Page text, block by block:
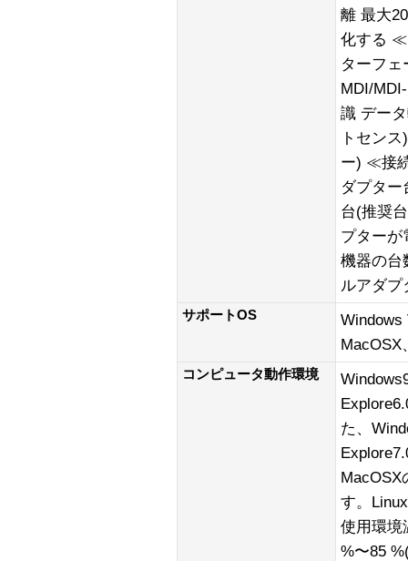
離 最大
化する
ターフェ
MDI/
識 デー
トセン
ー) ≪接
ダプター
台(推奨
プターが
機器の台
ルアダ
サポートOS
Windows
MacOSX
コンピュータ動作環境
た、
MacOSΧ
す。
使用環
%〜85